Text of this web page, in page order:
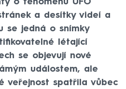
o fenoménu UFO
a desítky videí a
se jedná o snímky
létající
se objevují nové
událostem, ale
veřejnost spatřila vůbec